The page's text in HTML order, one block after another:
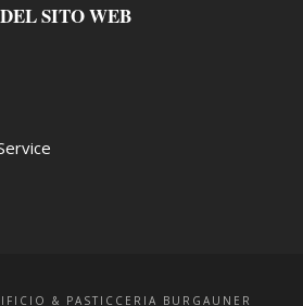
SITO WEB
& PASTICCERIA BURGAUNER